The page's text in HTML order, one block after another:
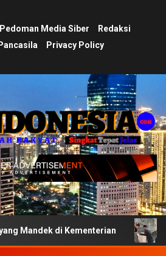
Pedoman Media Siber
Redaksi
Privacy Policy
Kementerian Ujian